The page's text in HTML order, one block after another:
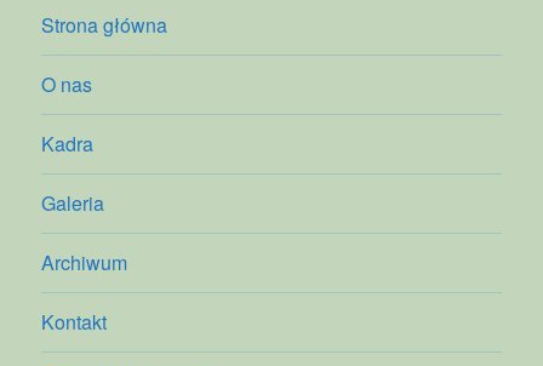
Strona główna
O nas
Kadra
Galeria
Archiwum
Kontakt